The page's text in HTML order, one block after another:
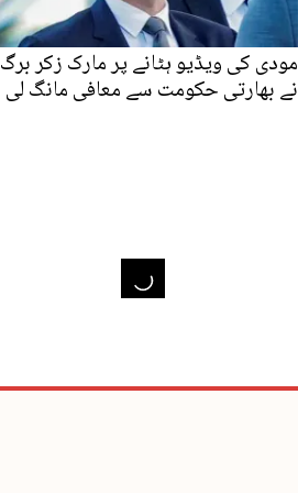
مودی کی ویڈیو ہٹانے پر مارک زکر برگ
نے بھارتی حکومت سے معافی مانگ لی